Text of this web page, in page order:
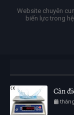
Website chuyên
biến lực trong
Cân